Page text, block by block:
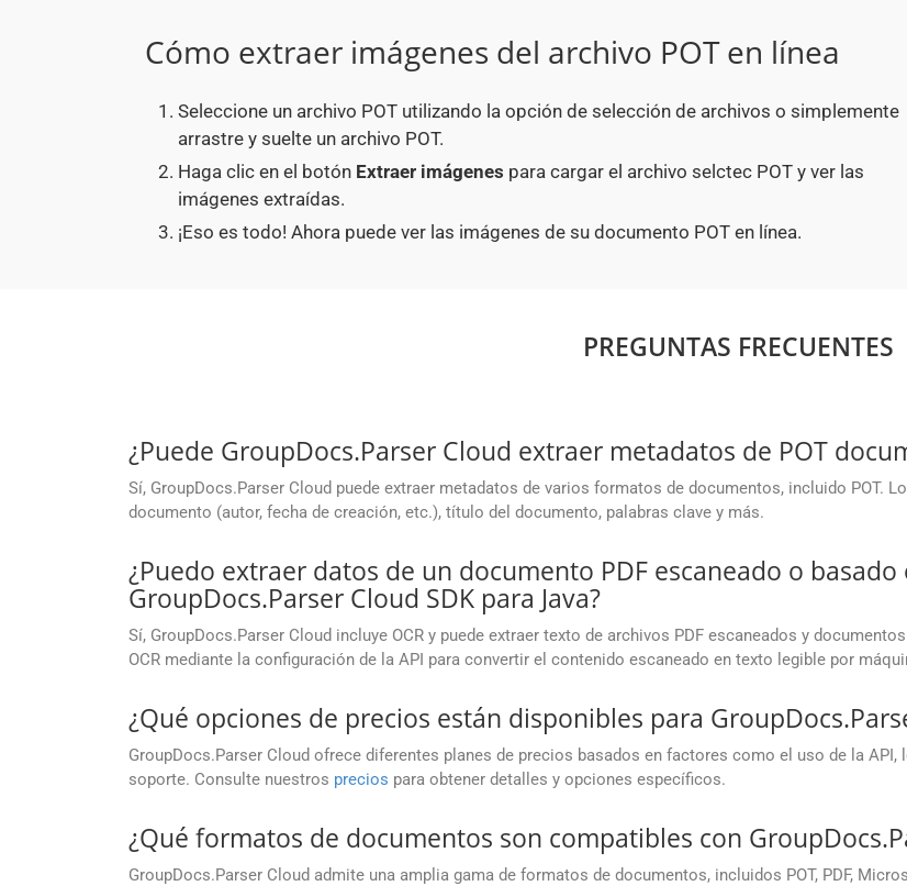
Cómo extraer imágenes del archivo POT en línea
Seleccione un archivo POT utilizando la opción de selección de archivos o simplemente
arrastre y suelte un archivo POT.
Haga clic en el botón Extraer imágenes para cargar el archivo selctec POT y ver las
imágenes extraídas.
¡Eso es todo! Ahora puede ver las imágenes de su documento POT en línea.
PREGUNTAS FRECUENTES
¿Puede GroupDocs.Parser Cloud extraer metadatos de POT
Sí, GroupDocs.Parser Cloud puede extraer metadatos de varios formatos de documentos, incluido POT.
documento (autor, fecha de creación, etc.), título del documento, palabras clave y más.
¿Puedo extraer datos de un documento PDF escaneado o
GroupDocs.Parser Cloud SDK para Java?
Sí, GroupDocs.Parser Cloud incluye OCR y puede extraer texto de archivos PDF escaneados y
OCR mediante la configuración de la API para convertir el contenido escaneado en texto legible por
¿Qué opciones de precios están disponibles para
GroupDocs.Parser Cloud ofrece diferentes planes de precios basados en factores como el uso de la
soporte. Consulte nuestros precios para obtener detalles y opciones específicos.
¿Qué formatos de documentos son compatibles con
GroupDocs.Parser Cloud admite una amplia gama de formatos de documentos, incluidos POT, PDF,